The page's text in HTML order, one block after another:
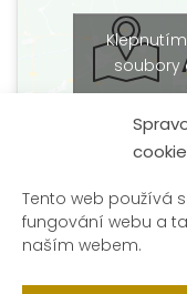
Tento web používá
fungování webu a
naším webem.
soubory